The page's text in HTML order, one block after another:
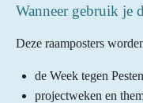
Wanneer gebruik je
Deze raamposters
de Week tegen Pesten
projectweken en